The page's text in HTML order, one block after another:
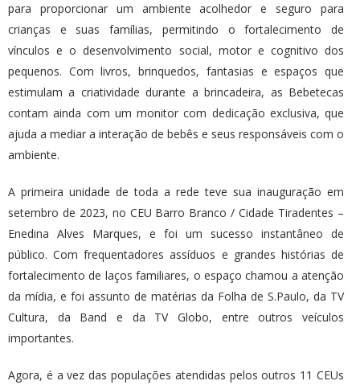
para proporcionar um ambiente acolhedor e seguro para
crianças e suas famílias, permitindo o fortalecimento de
vínculos e o desenvolvimento social, motor e cognitivo dos
pequenos. Com livros, brinquedos, fantasias e espaços que
estimulam a criatividade durante a brincadeira, as Bebetecas
contam ainda com um monitor com dedicação exclusiva, que
ajuda a mediar a interação de bebês e seus responsáveis com o
ambiente.
A primeira unidade de toda a rede teve sua inauguração em
setembro de 2023, no CEU Barro Branco / Cidade Tiradentes –
Enedina Alves Marques, e foi um sucesso instantâneo de
público. Com frequentadores assíduos e grandes histórias de
fortalecimento de laços familiares, o espaço chamou a atenção
da mídia, e foi assunto de matérias da Folha de S.Paulo, da TV
Cultura, da Band e da TV Globo, entre outros veículos
importantes.
Agora, é a vez das populações atendidas pelos outros 11 CEUs